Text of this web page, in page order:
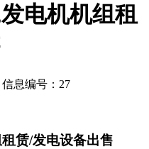
电机机组租
信息编号：27
赁/发电设备出售